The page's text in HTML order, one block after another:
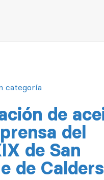
categoría
de
del
de San
de Calders